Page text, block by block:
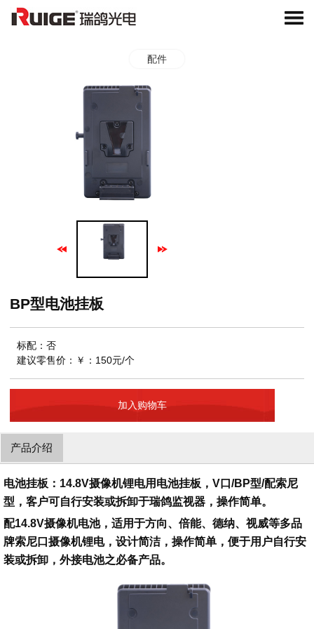
配件
BP型电池挂板
标配：否
建议零售价：￥：150元/个
加入购物车
产品介绍
电池挂板：14.8V摄像机锂电用电池挂板，V口/BP型/配索尼
型，客户可自行安装或拆卸于瑞鸽监视器，操作简单。
配14.8V摄像机电池，适用于方向、倍能、德纳、视威等多品
牌索尼口摄像机锂电，设计简洁，操作简单，便于用户自行安
装或拆卸，外接电池之必备产品。